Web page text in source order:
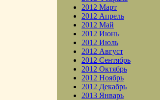
2012 Март
2012 Апрель
2012 Май
2012 Июнь
2012 Июль
2012 Август
2012 Сентябрь
2012 Октябрь
2012 Ноябрь
2012 Декабрь
2013 Январь